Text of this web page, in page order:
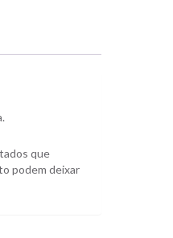
que
podem deixar